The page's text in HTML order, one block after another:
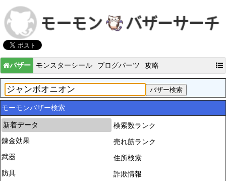
バザー モンスターシール ブログパーツ 攻略
モーモンバザー検索
新着データ
錬金効果
武器
防具
検索数ランク
売れ筋ランク
住所検索
詐欺情報